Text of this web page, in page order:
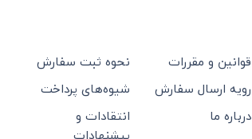
قوانین و مقررات
نحوه ثبت سفارش
رویه ارسال سفارش
شیوه‌های پرداخت
درباره ما
انتقادات و